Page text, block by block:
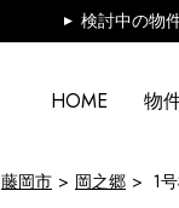
検討中の物
HOME 物
藤岡市 岡之郷 1